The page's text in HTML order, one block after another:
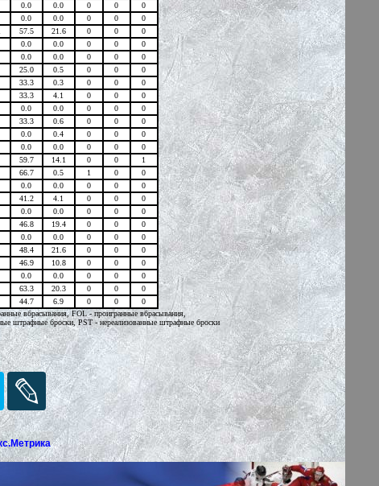
0.0 0.0 0 0
0
0.0 0.0 0 0
0
57.5 21.6 0 0
0
0.0 0.0 0 0
0
0.0 0.0 0 0
0
25.0 0.5 0 0
0
33.3 0.3 0 0
0
33.3 4.1 0 0
0
0.0 0.0 0 0
0
33.3 0.6 0 0
0
0.0 0.4 0 0
0
0.0 0.0 0 0
0
59.7 14.1 0 0
1
66.7 0.5 1 0
0
0.0 0.0 0 0
0
41.2 4.1 0 0
0
0.0 0.0 0 0
0
46.8 19.4 0 0
0
0.0 0.0 0 0
0
48.4 21.6 0 0
0
46.9 10.8 0 0
0
0.0 0.0 0 0
0
63.3 20.3 0 0
0
44.7 6.9 0 0
0
вбрасывания, FOL - проигранные вбрасывания,
штрафные броски, PST - нереализованные штрафные броски